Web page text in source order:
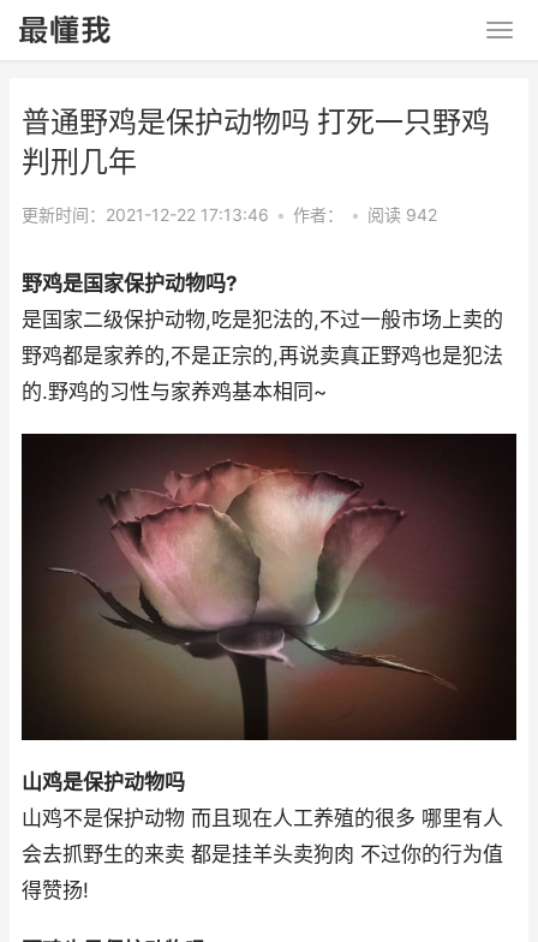
普通野鸡是保护动物吗 打死一只野鸡
判刑几年
更新时间：2021-12-22 17:13:46 • 作者： • 阅读 942
野鸡是国家保护动物吗?
是国家二级保护动物,吃是犯法的,不过一般市场上卖的
野鸡都是家养的,不是正宗的,再说卖真正野鸡也是犯法
的.野鸡的习性与家养鸡基本相同~
山鸡是保护动物吗
山鸡不是保护动物 而且现在人工养殖的很多 哪里有人
会去抓野生的来卖 都是挂羊头卖狗肉 不过你的行为值
得赞扬!